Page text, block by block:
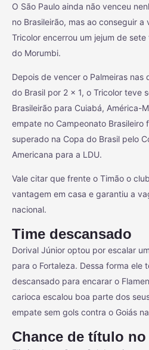
O São Paulo ainda não venceu
no Brasileirão, mas ao conseguir
Tricolor encerrou um jejum de
do Morumbi.
Depois de vencer o Palmeiras nas
do Brasil por 2 x 1, o Tricolor teve
Brasileirão para Cuiabá, América-
empate no Campeonato Brasileiro
superado na Copa do Brasil pelo
Americana para a LDU.
Vale citar que frente o Timão o
vantagem em casa e garantiu a
nacional.
Time descansado
Dorival Júnior optou por escalar
para o Fortaleza. Dessa forma ele
descansado para encarar o
carioca escalou boa parte dos
empate sem gols contra o Goiás
Chance de título no